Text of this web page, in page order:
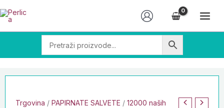
to
Trgovina / PAPIRNATE SALVETE / 12000 naših
Welcome